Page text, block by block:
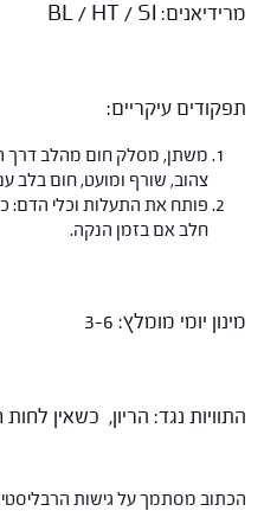
מרידיאנים: BL / HT / SI
תפקודים עיקריים:
משתן, מסלק חום מהלב דרך
צהוב, שורף ומועט, חום בלב
פותח את התעלות וכלי הדם:
חלב אם בזמן הנקה.
מינון יומי מומלץ: 3-6
התוויות נגד: הריון, כשאין
הכתוב מסתמך על גישות